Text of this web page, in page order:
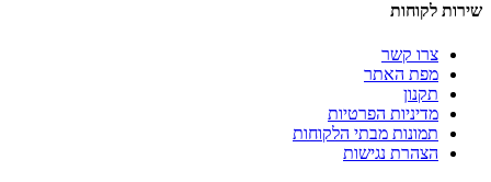
שירות לקוחות
צרו קשר
מפת האתר
תקנון
מדיניות הפרטיות
תמונות מבתי הלקוחות
הצהרת נגישות